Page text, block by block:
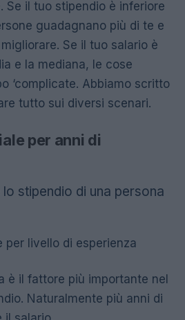
Se il tuo stipendio è inferiore
guadagnano più di te e
Se il tuo salario è
e la mediana, le cose
‘complicate. Abbiamo scritto
tutto sui diversi scenari.
per anni di
stipendio di una persona
è il fattore più importante nel
Naturalmente più anni di